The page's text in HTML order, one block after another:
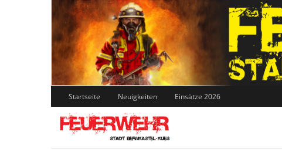
Skip
to
content
Startseite Neuigkeiten Einsätze 2026